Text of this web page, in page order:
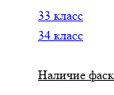
33 класс
34 класс
Наличие